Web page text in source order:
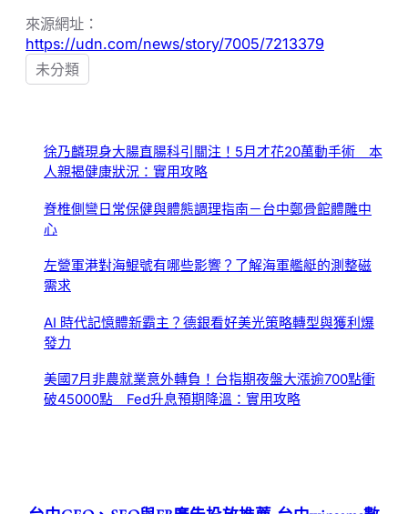
來源網址：
https://udn.com/news/story/7005/7213379
未分類
徐乃麟現身大腸直腸科引關注！5月才花20萬動手術 本
人親揭健康狀況：實用攻略
脊椎側彎日常保健與體態調理指南－台中鄭骨館體雕中
心
左營軍港對海鯤號有哪些影響？了解海軍艦艇的測整磁
需求
AI 時代記憶體新霸主？德銀看好美光策略轉型與獲利爆
發力
美國7月非農就業意外轉負！台指期夜盤大漲逾700點衝
破45000點 Fed升息預期降溫：實用攻略